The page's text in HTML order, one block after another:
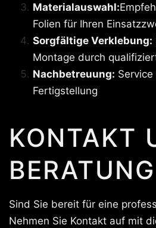
Materialauswahl:
Folien für Ihren
Sorgfältige Verklebung:
Montage durch
Nachbetreuung:
Fertigstellung
KONTAKT
BERATUNG
Sind Sie bereit für eine
Nehmen Sie Kontakt auf mit